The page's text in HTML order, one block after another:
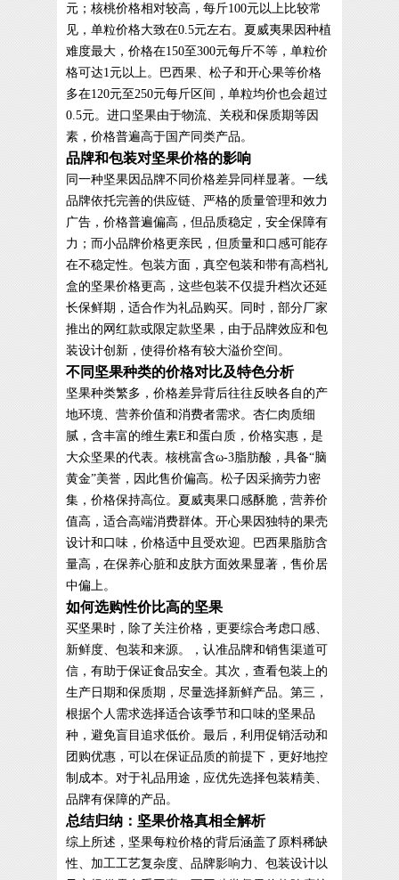
元；核桃价格相对较高，每斤100元以上比较常
见，单粒价格大致在0.5元左右。夏威夷果因种植
难度最大，价格在150至300元每斤不等，单粒价
格可达1元以上。巴西果、松子和开心果等价格
多在120元至250元每斤区间，单粒均价也会超过
0.5元。进口坚果由于物流、关税和保质期等因
素，价格普遍高于国产同类产品。
品牌和包装对坚果价格的影响
同一种坚果因品牌不同价格差异同样显著。一线
品牌依托完善的供应链、严格的质量管理和效力
广告，价格普遍偏高，但品质稳定，安全保障有
力；而小品牌价格更亲民，但质量和口感可能存
在不稳定性。包装方面，真空包装和带有高档礼
盒的坚果价格更高，这些包装不仅提升档次还延
长保鲜期，适合作为礼品购买。同时，部分厂家
推出的网红款或限定款坚果，由于品牌效应和包
装设计创新，使得价格有较大溢价空间。
不同坚果种类的价格对比及特色分析
坚果种类繁多，价格差异背后往往反映各自的产
地环境、营养价值和消费者需求。杏仁肉质细
腻，含丰富的维生素E和蛋白质，价格实惠，是
大众坚果的代表。核桃富含ω-3脂肪酸，具备“脑
黄金”美誉，因此售价偏高。松子因采摘劳力密
集，价格保持高位。夏威夷果口感酥脆，营养价
值高，适合高端消费群体。开心果因独特的果壳
设计和口味，价格适中且受欢迎。巴西果脂肪含
量高，在保养心脏和皮肤方面效果显著，售价居
中偏上。
如何选购性价比高的坚果
买坚果时，除了关注价格，更要综合考虑口感、
新鲜度、包装和来源。，认准品牌和销售渠道可
信，有助于保证食品安全。其次，查看包装上的
生产日期和保质期，尽量选择新鲜产品。第三，
根据个人需求选择适合该季节和口味的坚果品
种，避免盲目追求低价。最后，利用促销活动和
团购优惠，可以在保证品质的前提下，更好地控
制成本。对于礼品用途，应优先选择包装精美、
品牌有保障的产品。
总结归纳：坚果价格真相全解析
综上所述，坚果每粒价格的背后涵盖了原料稀缺
性、加工工艺复杂度、品牌影响力、包装设计以